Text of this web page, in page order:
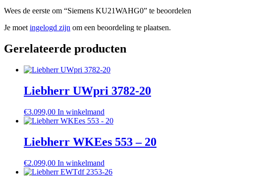
Wees de eerste om “Siemens KU21WAHG0” te beoordelen
Je moet ingelogd zijn om een beoordeling te plaatsen.
Gerelateerde producten
Liebherr UWpri 3782-20
€3.099,00 In winkelmand
Liebherr WKEes 553 – 20
€2.099,00 In winkelmand